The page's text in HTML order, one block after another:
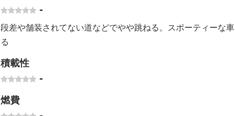
-
段差や舗装されてない道などでやや跳ねる。スポーティーな
る
積載性
-
燃費